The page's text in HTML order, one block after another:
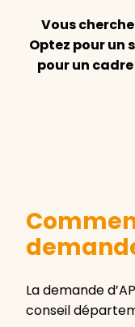
Vous
Optez pour un
pour un
La demande
conseil